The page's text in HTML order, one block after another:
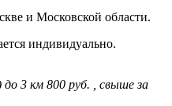
и Московской области.
индивидуально.
до 3 км 800 руб. , свыше за